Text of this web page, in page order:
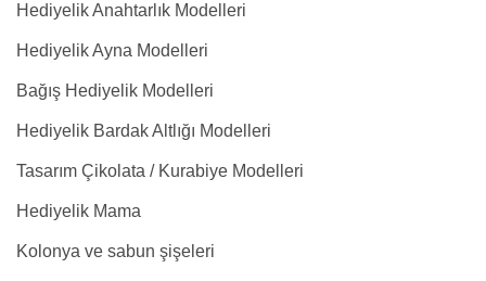
Hediyelik Anahtarlık Modelleri
Hediyelik Ayna Modelleri
Bağış Hediyelik Modelleri
Hediyelik Bardak Altlığı Modelleri
Tasarım Çikolata / Kurabiye Modelleri
Hediyelik Mama
Kolonya ve sabun şişeleri